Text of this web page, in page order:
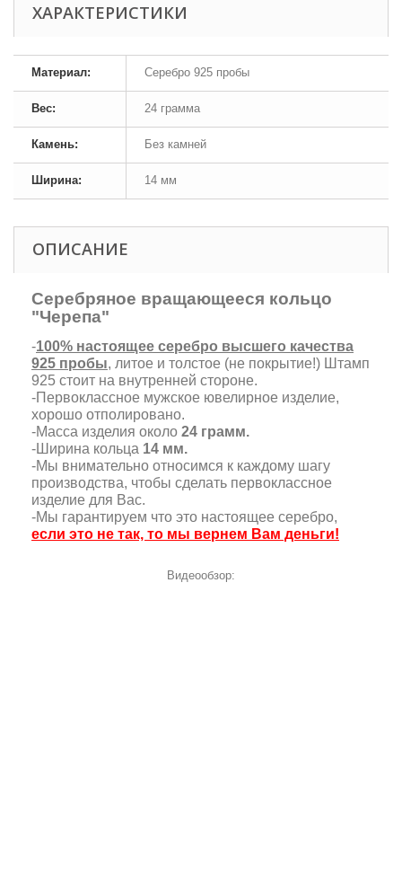
ХАРАКТЕРИСТИКИ
Материал: Серебро 925 пробы
Вес: 24 грамма
Камень: Без камней
Ширина: 14 мм
ОПИСАНИЕ
Серебряное вращающееся кольцо
"Черепа"
-100% настоящее серебро высшего качества
925 пробы, литое и толстое (не покрытие!) Штамп
925 стоит на внутренней стороне.
-Первоклассное мужское ювелирное изделие,
хорошо отполировано.
-Масса изделия около 24 грамм.
-Ширина кольца 14 мм.
-Мы внимательно относимся к каждому шагу
производства, чтобы сделать первоклассное
изделие для Вас.
-Мы гарантируем что это настоящее серебро,
если это не так, то мы вернем Вам деньги!
Видеообзор: